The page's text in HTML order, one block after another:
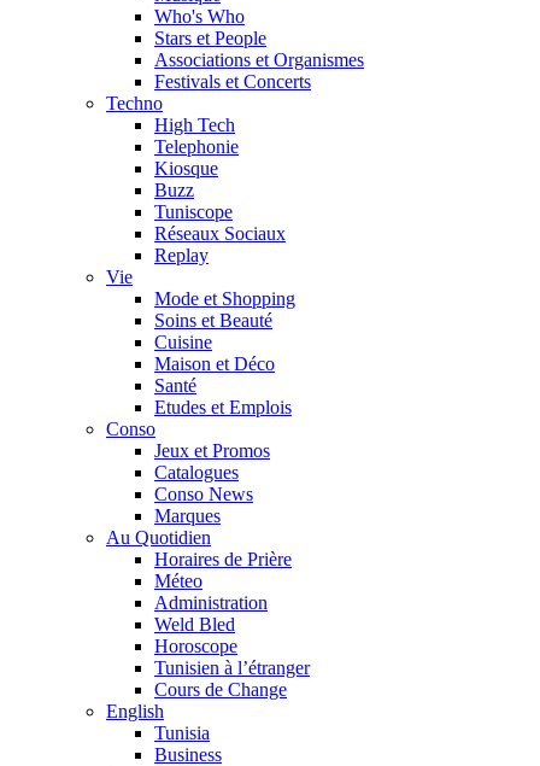
Who's Who
Stars et People
Associations et Organismes
Festivals et Concerts
Techno
High Tech
Telephonie
Kiosque
Buzz
Tuniscope
Réseaux Sociaux
Replay
Vie
Mode et Shopping
Soins et Beauté
Cuisine
Maison et Déco
Santé
Etudes et Emplois
Conso
Jeux et Promos
Catalogues
Conso News
Marques
Au Quotidien
Horaires de Prière
Méteo
Administration
Weld Bled
Horoscope
Tunisien à l’étranger
Cours de Change
English
Tunisia
Business